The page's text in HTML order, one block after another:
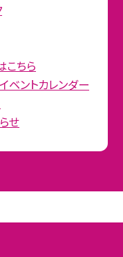
ちら
ントカレンダー
せ